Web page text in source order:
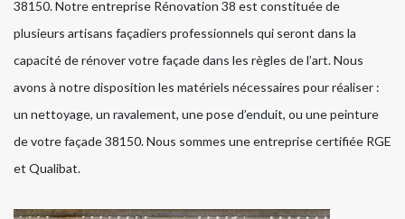
38150. Notre entreprise Rénovation 38 est constituée de
plusieurs artisans façadiers professionnels qui seront dans la
capacité de rénover votre façade dans les règles de l’art. Nous
avons à notre disposition les matériels nécessaires pour réaliser :
un nettoyage, un ravalement, une pose d’enduit, ou une peinture
de votre façade 38150. Nous sommes une entreprise certifiée RGE
et Qualibat.